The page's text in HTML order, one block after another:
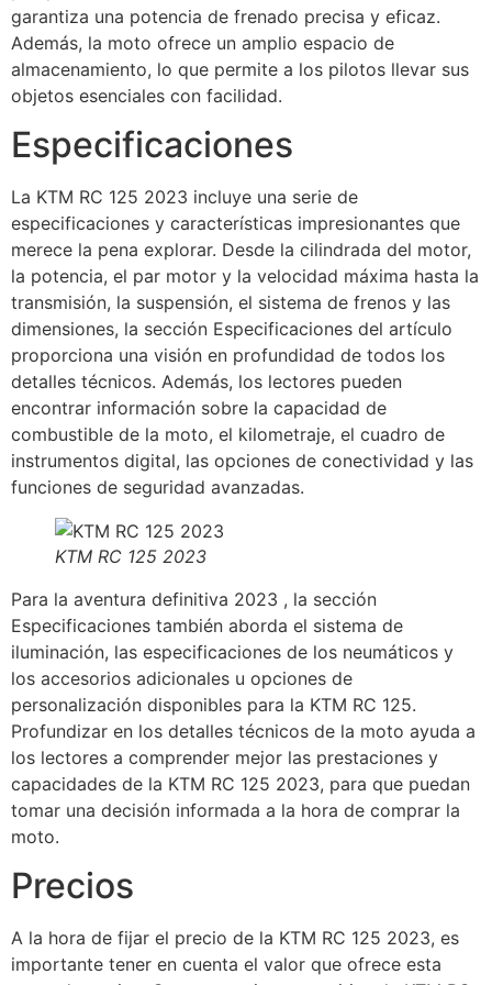
garantiza una potencia de frenado precisa y eficaz.
Además, la moto ofrece un amplio espacio de
almacenamiento, lo que permite a los pilotos llevar sus
objetos esenciales con facilidad.
Especificaciones
La KTM RC 125 2023 incluye una serie de
especificaciones y características impresionantes que
merece la pena explorar. Desde la cilindrada del motor,
la potencia, el par motor y la velocidad máxima hasta la
transmisión, la suspensión, el sistema de frenos y las
dimensiones, la sección Especificaciones del artículo
proporciona una visión en profundidad de todos los
detalles técnicos. Además, los lectores pueden
encontrar información sobre la capacidad de
combustible de la moto, el kilometraje, el cuadro de
instrumentos digital, las opciones de conectividad y las
funciones de seguridad avanzadas.
KTM RC 125 2023
Para la aventura definitiva 2023 , la sección
Especificaciones también aborda el sistema de
iluminación, las especificaciones de los neumáticos y
los accesorios adicionales u opciones de
personalización disponibles para la KTM RC 125.
Profundizar en los detalles técnicos de la moto ayuda a
los lectores a comprender mejor las prestaciones y
capacidades de la KTM RC 125 2023, para que puedan
tomar una decisión informada a la hora de comprar la
moto.
Precios
A la hora de fijar el precio de la KTM RC 125 2023, es
importante tener en cuenta el valor que ofrece esta